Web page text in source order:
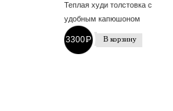
Теплая худи толстовка с
удобным капюшоном
3300P
-